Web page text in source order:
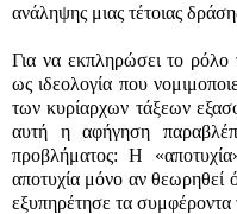
ανάληψης μιας τέτοιας
Για να εκπληρώσει το ρόλο
ως ιδεολογία που
των κυρίαρχων τάξεων
αυτή η αφήγηση
προβλήματος: Η
αποτυχία μόνο αν θεωρηθεί
εξυπηρέτησε τα συμφέροντα